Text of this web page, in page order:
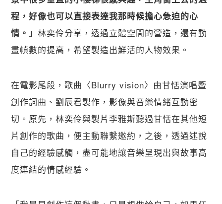
程，好像也可以直接表達我那時候擔心急迫的心
情。」林奕伶分享，透過立體空間的營造，還有動
畫幀數的提高，希望製造出鮮活的人物效果。
在電影尾段，歌曲〈Blurry vision〉由甘恬演唱暨
創作詞曲、劉辰君製作，影像與音樂情緒互動密
切。原先，林奕伶與製片李雅斯聽過甘恬在其他短
片創作的歌曲，便主動聯繫邀約，之後，透過述說
自己的經驗感觸，盡可能地讓音樂呈現出與故事高
度連結的情感經驗。